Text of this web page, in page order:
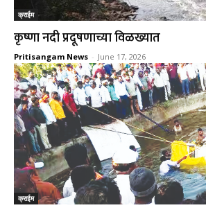
क्राईम
कृष्णा नदी प्रदूषणाच्या विळख्यात
Pritisangam News - June 17, 2026
क्राईम